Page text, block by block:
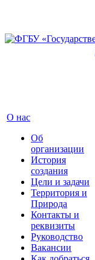
О нас
Об
организации
История
создания
Цели и задачи
Территория и
Природа
Контакты и
реквизиты
Руководство
Вакансии